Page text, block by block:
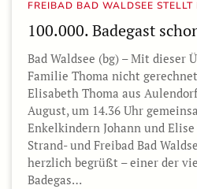
FREIBAD BAD WALDSEE
100.000. Badegast
Bad Waldsee (bg) – Mit dieser
Familie Thoma nicht
Elisabeth Thoma aus
August, um 14.36 Uhr
Enkelkindern Johann und
Strand- und Freibad Bad
herzlich begrüßt – einer der
Badegas…